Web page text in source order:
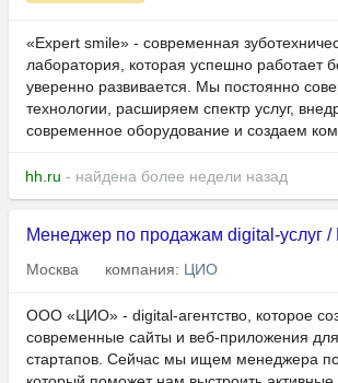
«Expert smile» - современная
лаборатория, которая успешно работает
уверенно развивается. Мы постоянно
технологии, расширяем спектр услуг,
современное оборудование и создаем
hh.ru - найдена более недели назад
Менеджер по продажам digital-услуг /
Москва компания: ЦИО
ООО «ЦИО» - digital-агентство, которое
современные сайты и веб-приложения
стартапов. Сейчас мы ищем менеджера